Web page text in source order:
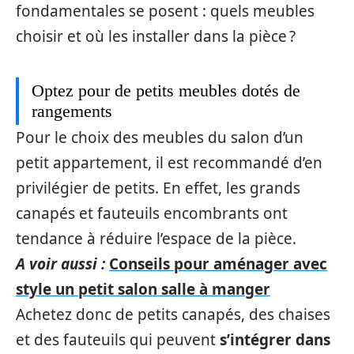
fondamentales se posent : quels meubles
choisir et où les installer dans la pièce ?
Optez pour de petits meubles dotés de
rangements
Pour le choix des meubles du salon d’un
petit appartement, il est recommandé d’en
privilégier de petits. En effet, les grands
canapés et fauteuils encombrants ont
tendance à réduire l’espace de la pièce.
A voir aussi : Conseils pour aménager avec
style un petit salon salle à manger
Achetez donc de petits canapés, des chaises
et des fauteuils qui peuvents’intégrer dans